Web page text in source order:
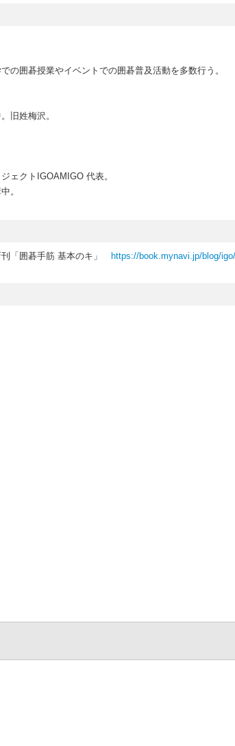
の囲碁授業やイベントでの囲碁普及活動を多数行う。
旧姓梅沢。
ェクトIGOAMIGO 代表。
。
刊「囲碁手筋 基本のキ」 https://book.mynavi.jp/blog/